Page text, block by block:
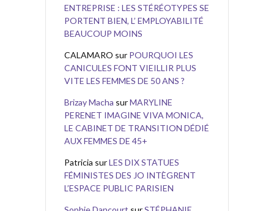
ENTREPRISE : LES STÉRÉOTYPES SE
PORTENT BIEN, L’ EMPLOYABILITÉ
BEAUCOUP MOINS
CALAMARO sur POURQUOI LES
CANICULES FONT VIEILLIR PLUS
VITE LES FEMMES DE 50 ANS ?
Brizay Macha surMARYLINE
PERENET IMAGINE VIVA MONICA,
LE CABINET DE TRANSITION DÉDIÉ
AUX FEMMES DE 45+
Patricia surLES DIX STATUES
FÉMINISTES DES JO INTÈGRENT
L’ESPACE PUBLIC PARISIEN